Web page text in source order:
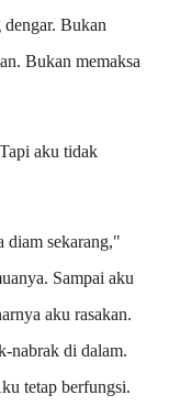
Bukan
Bukan memaksa
aku tidak
diam sekarang,"
Sampai aku
aku rasakan.
nabrak di dalam.
tetap berfungsi.